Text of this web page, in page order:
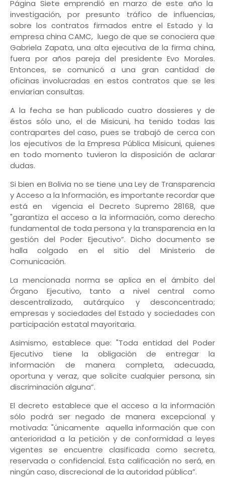
Página Siete emprendió en marzo de este año la
investigación, por presunto tráfico de influencias,
sobre los contratos firmados entre el Estado y la
empresa china CAMC, luego de que se conociera que
Gabriela Zapata, una alta ejecutiva de la firma china,
fuera por años pareja del presidente Evo Morales.
Entonces, se comunicó a una gran cantidad de
oficinas involucradas en estos contratos que se les
enviarían consultas.
A la fecha se han publicado cuatro dossieres y de
éstos sólo uno, el de Misicuni, ha tenido todas las
contrapartes del caso, pues se trabajó de cerca con
los ejecutivos de la Empresa Pública Misicuni, quienes
en todo momento tuvieron la disposición de aclarar
dudas.
Si bien en Bolivia no se tiene una Ley de Transparencia
y Acceso a la Información, es importante recordar que
está en vigencia el Decreto Supremo 28168, que
"garantiza el acceso a la información, como derecho
fundamental de toda persona y la transparencia en la
gestión del Poder Ejecutivo”. Dicho documento se
halla colgado en el sitio del Ministerio de
Comunicación.
La mencionada norma se aplica en el ámbito del
Órgano Ejecutivo, tanto a nivel central como
descentralizado, autárquico y desconcentrado;
empresas y sociedades del Estado y sociedades con
participación estatal mayoritaria.
Asimismo, establece que: "Toda entidad del Poder
Ejecutivo tiene la obligación de entregar la
información de manera completa, adecuada,
oportuna y veraz, que solicite cualquier persona, sin
discriminación alguna”.
El decreto establece que el acceso a la información
sólo podrá ser negado de manera excepcional y
motivada: "únicamente aquella información que con
anterioridad a la petición y de conformidad a leyes
vigentes se encuentre clasificada como secreta,
reservada o confidencial. Esta calificación no será, en
ningún caso, discrecional de la autoridad pública”.